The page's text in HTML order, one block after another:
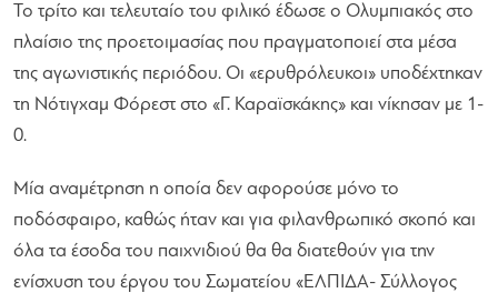
Το τρίτο και τελευταίο του φιλικό έδωσε ο Ολυμπιακός στο
πλαίσιο της προετοιμασίας που πραγματοποιεί στα μέσα
της αγωνιστικής περιόδου. Οι «ερυθρόλευκοι» υποδέχτηκαν
τη Νότιγχαμ Φόρεστ στο «Γ. Καραϊσκάκης» και νίκησαν με 1-
0.
Μία αναμέτρηση η οποία δεν αφορούσε μόνο το
ποδόσφαιρο, καθώς ήταν και για φιλανθρωπικό σκοπό και
όλα τα έσοδα του παιχνιδιού θα θα διατεθούν για την
ενίσχυση του έργου του Σωματείου «ΕΛΠΙΔΑ- Σύλλογος